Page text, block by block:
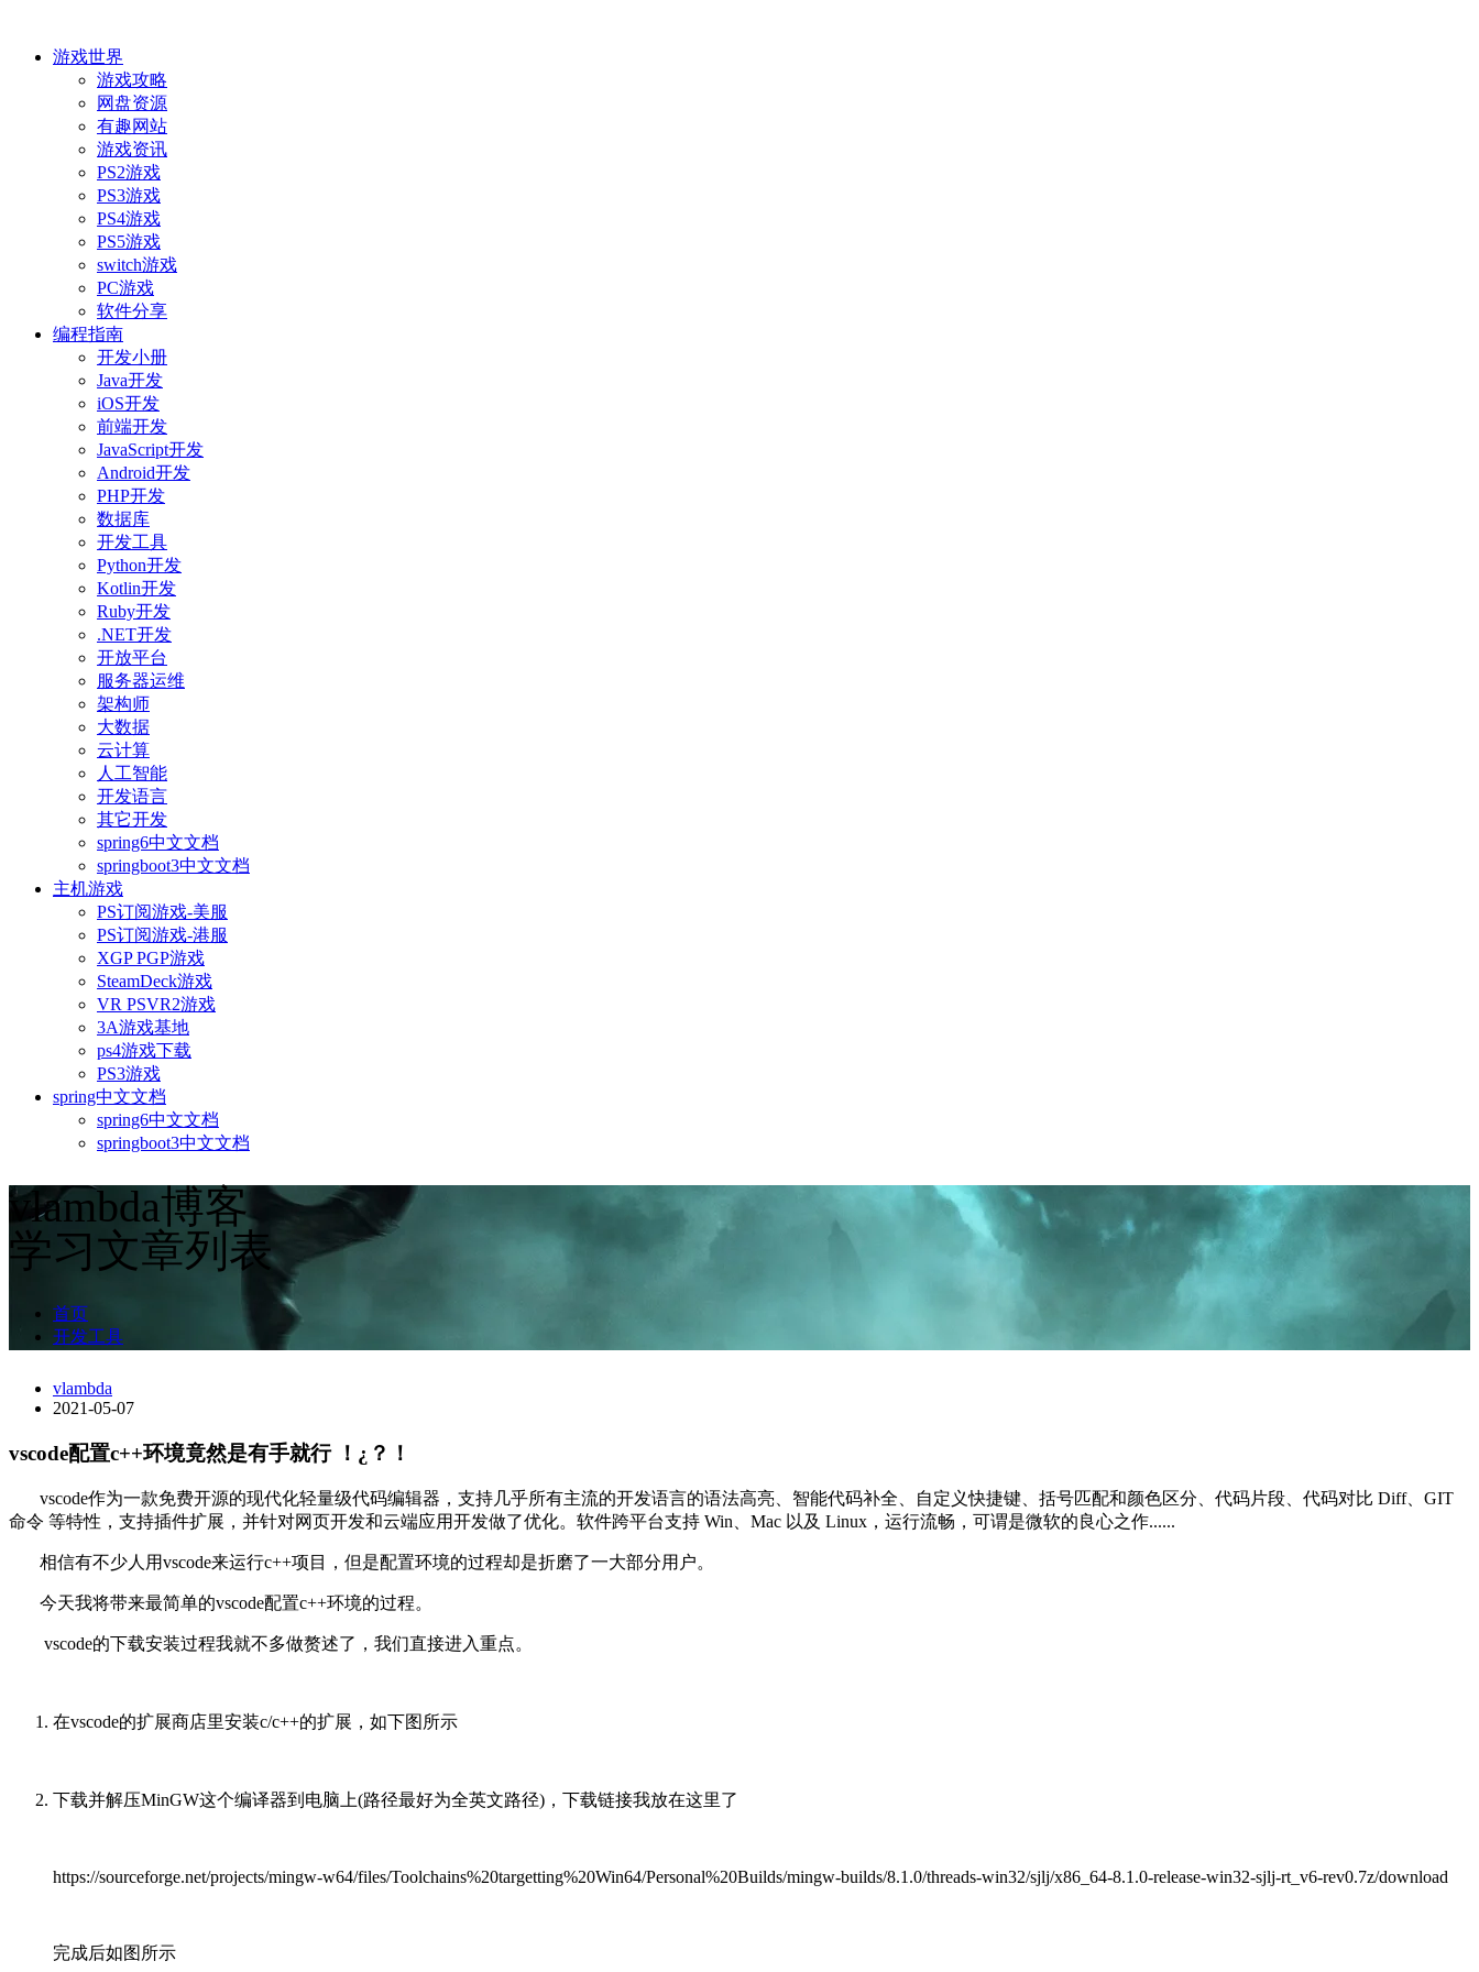
游戏世界
游戏攻略
网盘资源
有趣网站
游戏资讯
PS2游戏
PS3游戏
PS4游戏
PS5游戏
switch游戏
PC游戏
软件分享
编程指南
开发小册
Java开发
iOS开发
前端开发
JavaScript开发
Android开发
PHP开发
数据库
开发工具
Python开发
Kotlin开发
Ruby开发
.NET开发
开放平台
服务器运维
架构师
大数据
云计算
人工智能
开发语言
其它开发
spring6中文文档
springboot3中文文档
主机游戏
PS订阅游戏-美服
PS订阅游戏-港服
XGP PGP游戏
SteamDeck游戏
VR PSVR2游戏
3A游戏基地
ps4游戏下载
PS3游戏
spring中文文档
spring6中文文档
springboot3中文文档
vlambda博客
学习文章列表
首页
开发工具
vlambda
2021-05-07
vscode配置c++环境竟然是有手就行 ！¿？！
vscode作为一款免费开源的现代化轻量级代码编辑器，支持几乎所有主流的开发语言的语法高亮、智能代码补全、自定义快捷键、括号匹配和颜色区分、代码片段、代码对比 Diff、GIT
命令 等特性，支持插件扩展，并针对网页开发和云端应用开发做了优化。软件跨平台支持 Win、Mac 以及 Linux，运行流畅，可谓是微软的良心之作......
相信有不少人用vscode来运行c++项目，但是配置环境的过程却是折磨了一大部分用户。
今天我将带来最简单的vscode配置c++环境的过程。
vscode的下载安装过程我就不多做赘述了，我们直接进入重点。
在vscode的扩展商店里安装c/c++的扩展，如下图所示
下载并解压MinGW这个编译器到电脑上(路径最好为全英文路径)，下载链接我放在这里了
https://sourceforge.net/projects/mingw-w64/files/Toolchains%20targetting%20Win64/Personal%20Builds/mingw-builds/8.1.0/threads-win32/sjlj/x86_64-8.1.0-release-win32-sjlj-rt_v6-rev0.7z/download
完成后如图所示